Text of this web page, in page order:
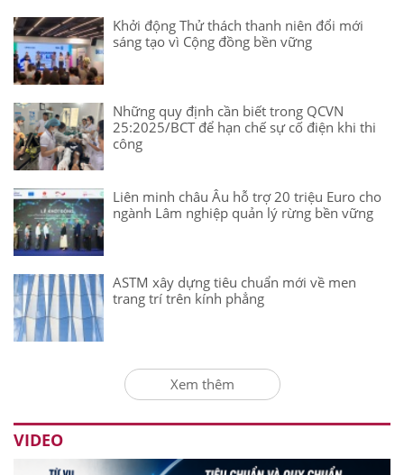
Khởi động Thử thách thanh niên đổi mới
sáng tạo vì Cộng đồng bền vững
Những quy định cần biết trong QCVN
25:2025/BCT để hạn chế sự cố điện khi thi
công
Liên minh châu Âu hỗ trợ 20 triệu Euro cho
ngành Lâm nghiệp quản lý rừng bền vững
ASTM xây dựng tiêu chuẩn mới về men
trang trí trên kính phẳng
Xem thêm
VIDEO